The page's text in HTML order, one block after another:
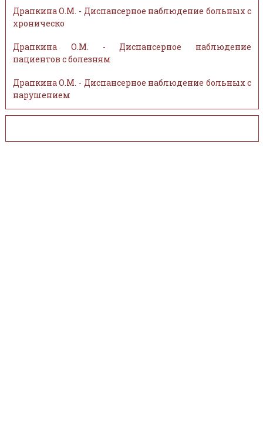
Драпкина О.М. - Диспансерное наблюдение больных с
хроническо
Драпкина О.М. - Диспансерное наблюдение
пациентов с болезням
Драпкина О.М. - Диспансерное наблюдение больных с
нарушением